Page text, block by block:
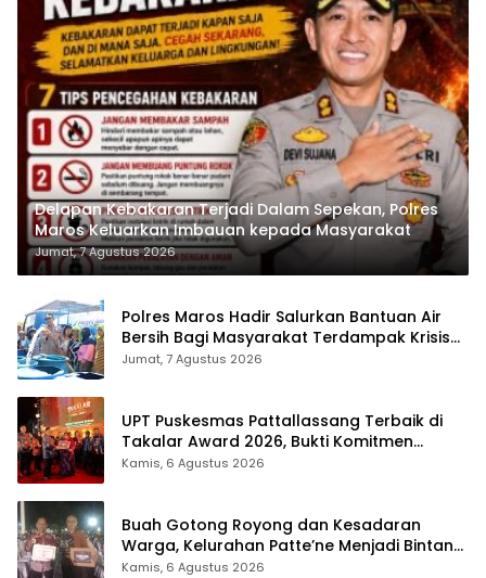
Delapan Kebakaran Terjadi Dalam Sepekan, Polres
Maros Keluarkan Imbauan kepada Masyarakat
Jumat, 7 Agustus 2026
Polres Maros Hadir Salurkan Bantuan Air
Bersih Bagi Masyarakat Terdampak Krisis
Air Bersih Di Maros
Jumat, 7 Agustus 2026
UPT Puskesmas Pattallassang Terbaik di
Takalar Award 2026, Bukti Komitmen
Hadirkan Pelayanan Kesehatan Berkualitas
Kamis, 6 Agustus 2026
Buah Gotong Royong dan Kesadaran
Warga, Kelurahan Patte’ne Menjadi Bintang
Takalar Award 2026
Kamis, 6 Agustus 2026